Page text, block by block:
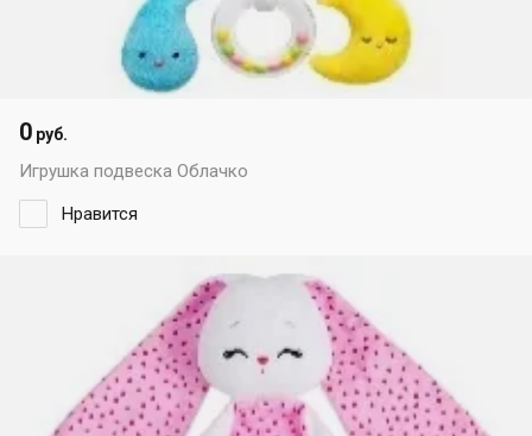
Игрушка подвеска Облачко
0 руб.
Нравится